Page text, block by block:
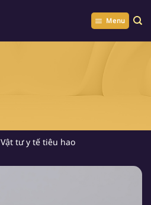
Menu
Vật tư y tế tiêu hao